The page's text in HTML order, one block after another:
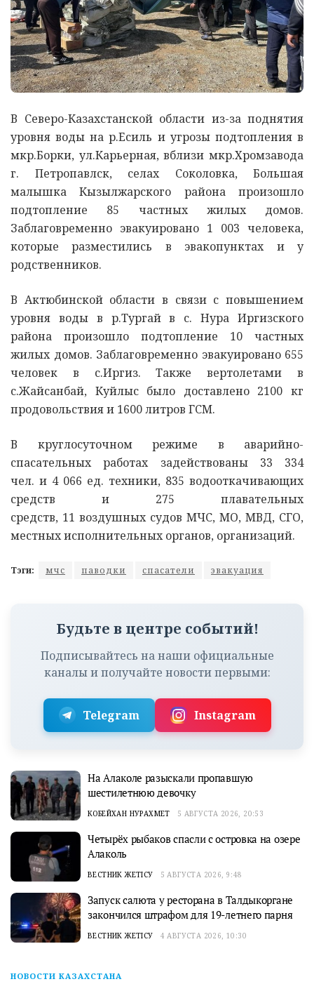
В Северо-Казахстанской области из-за поднятия
уровня воды на р.Есиль и угрозы подтопления в
мкр.Борки, ул.Карьерная, вблизи мкр.Хромзавода
г. Петропавлск, селах Соколовка, Большая
малышка Кызылжарского района произошло
подтопление 85 частных жилых домов.
Заблаговременно эвакуировано 1 003 человека,
которые разместились в эвакопунктах и у
родственников.
В Актюбинской области в связи с повышением
уровня воды в р.Тургай в с. Нура Иргизского
района произошло подтопление 10 частных
жилых домов. Заблаговременно эвакуировано 655
человек в с.Иргиз. Также вертолетами в
с.Жайсанбай, Куйлыс было доставлено 2100 кг
продовольствия и 1600 литров ГСМ.
В круглосуточном режиме в аварийно-
спасательных работах задействованы 33 334
чел. и 4 066 ед. техники, 835 водооткачивающих
средств и 275 плавательных
средств, 11 воздушных судов МЧС, МО, МВД, СГО,
местных исполнительных органов, организаций.
Тэги: мчс паводки спасатели эвакуация
Будьте в центре событий!
Подписывайтесь на наши официальные
каналы и получайте новости первыми:
Telegram Instagram
На Алаколе разыскали пропавшую
шестилетнюю девочку
КОБЕЙХАН НУРАХМЕТ 5 АВГУСТА 2026, 20:53
Четырёх рыбаков спасли с островка на озере
Алаколь
ВЕСТНИК ЖЕТІСУ 5 АВГУСТА 2026, 9:48
Запуск салюта у ресторана в Талдыкоргане
закончился штрафом для 19-летнего парня
ВЕСТНИК ЖЕТІСУ 4 АВГУСТА 2026, 10:30
НОВОСТИ КАЗАХСТАНА